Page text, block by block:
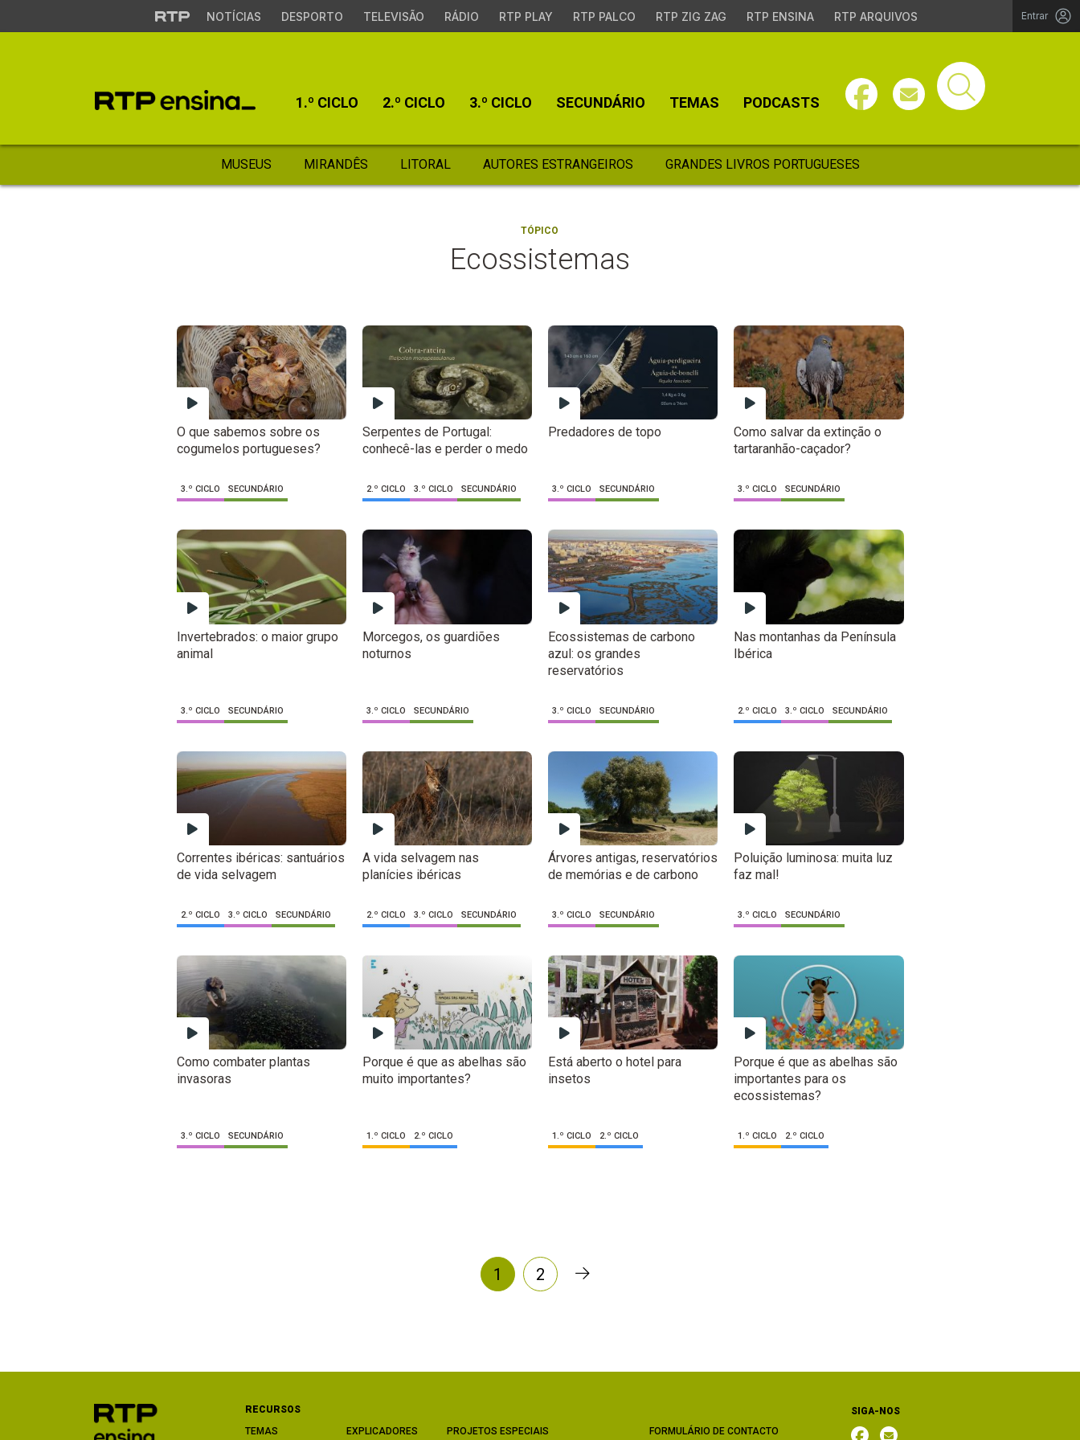
NOTÍCIAS DESPORTO TELEVISÃO RÁDIO RTP PLAY RTP PALCO RTP ZIG ZAG RTP ENSINA RTP ARQUIVOS Entrar
1.º CICLO 2.º CICLO 3.º CICLO SECUNDÁRIO TEMAS PODCASTS
MUSEUS MIRANDÊS LITORAL AUTORES ESTRANGEIROS GRANDES LIVROS PORTUGUESES
TÓPICO
Ecossistemas
O que sabemos sobre os
cogumelos portugueses?
3.º CICLO SECUNDÁRIO
Serpentes de Portugal:
conhecê-las e perder o medo
2.º CICLO 3.º CICLO SECUNDÁRIO
Predadores de topo
3.º CICLO SECUNDÁRIO
Como salvar da extinção o
tartaranhão-caçador?
3.º CICLO SECUNDÁRIO
Invertebrados: o maior grupo
animal
3.º CICLO SECUNDÁRIO
Morcegos, os guardiões
noturnos
3.º CICLO SECUNDÁRIO
Ecossistemas de carbono
azul: os grandes
reservatórios
3.º CICLO SECUNDÁRIO
Nas montanhas da Península
Ibérica
2.º CICLO 3.º CICLO SECUNDÁRIO
Correntes ibéricas: santuários
de vida selvagem
2.º CICLO 3.º CICLO SECUNDÁRIO
A vida selvagem nas
planícies ibéricas
2.º CICLO 3.º CICLO SECUNDÁRIO
Árvores antigas, reservatórios
de memórias e de carbono
3.º CICLO SECUNDÁRIO
Poluição luminosa: muita luz
faz mal!
3.º CICLO SECUNDÁRIO
Como combater plantas
invasoras
3.º CICLO SECUNDÁRIO
Porque é que as abelhas são
muito importantes?
1.º CICLO 2.º CICLO
Está aberto o hotel para
insetos
1.º CICLO 2.º CICLO
Porque é que as abelhas são
importantes para os
ecossistemas?
1.º CICLO 2.º CICLO
1 2
RECURSOS
TEMAS
EXPLICADORES PROJETOS ESPECIAIS FORMULÁRIO DE CONTACTO
SIGA-NOS